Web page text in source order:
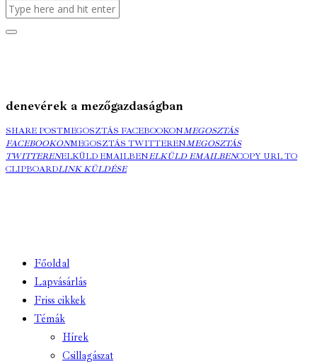
denevérek a mezőgazdaságban
SHARE POSTMEGOSZTÁS FACEBOOKONMEGOSZTÁS
FACEBOOKONMEGOSZTÁS TWITTERENMEGOSZTÁS
TWITTERENELKÜLD EMAILBENELKÜLD EMAILBENCOPY URL TO
CLIPBOARDLINK KÜLDÉSE
Főoldal
Lapvásárlás
Friss cikkek
Témák
Hírek
Csillagászat